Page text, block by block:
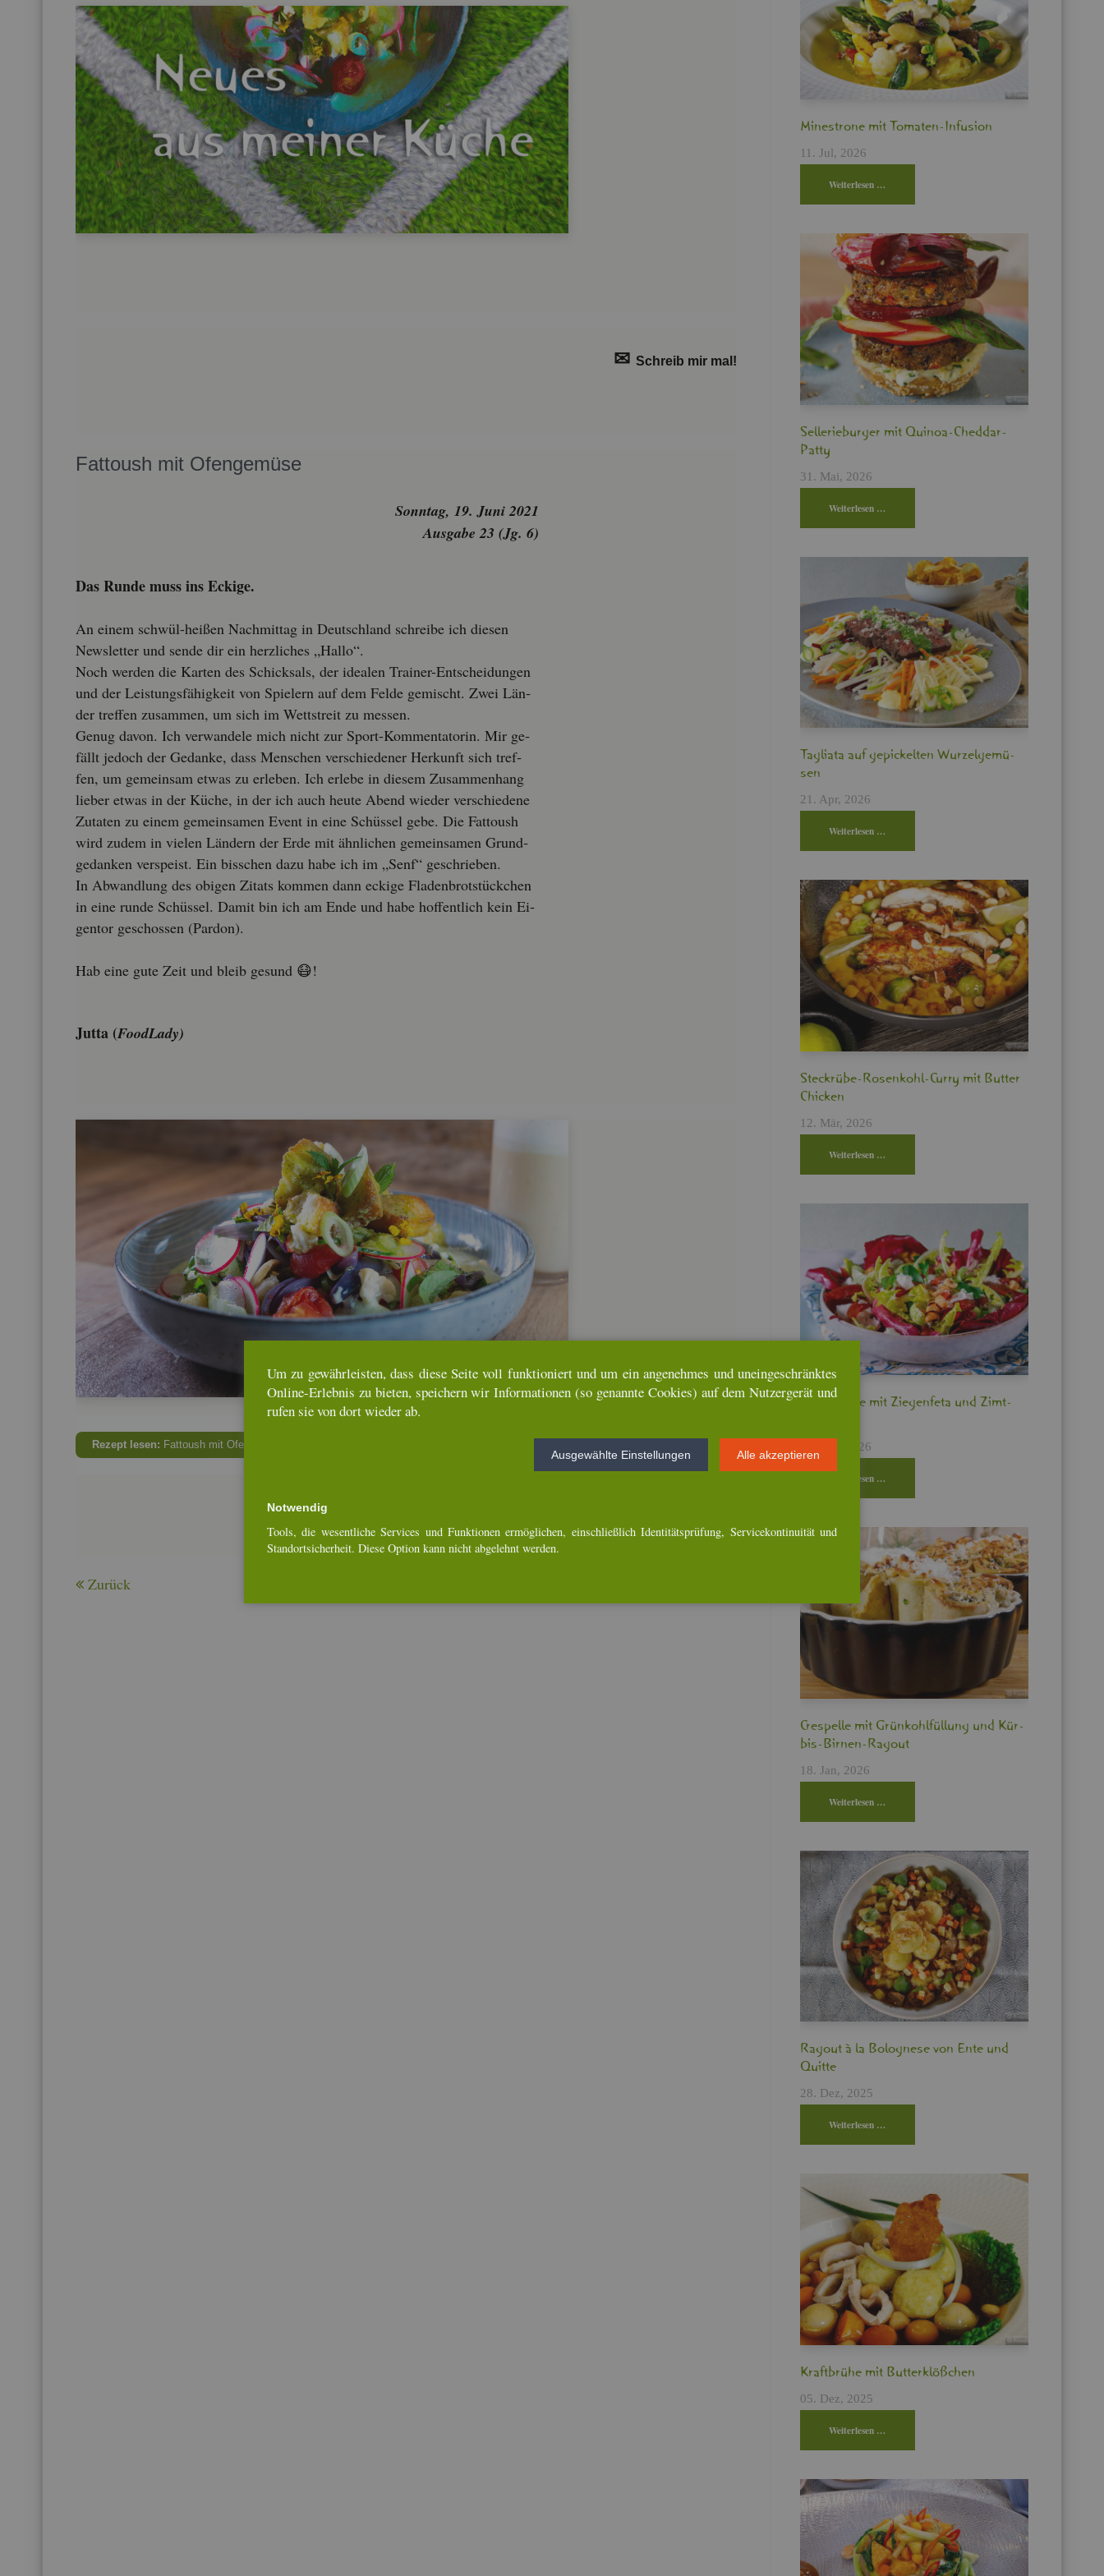
✉ Schreib mir mal!
Fat­toush mit Ofen­ge­mü­se
Sonn­tag, 19. Juni 2021
Aus­ga­be 23 (Jg. 6)
Das Runde muss ins Ecki­ge.
An einem schwül-hei­ßen Nach­mit­tag in Deutsch­land schrei­be ich die­sen
News­let­ter und sende dir ein herz­li­ches „Hallo“.
Noch wer­den die Kar­ten des Schick­sals, der idea­len Trai­ner-Ent­schei­dun­gen
und der Leis­tungs­fä­hig­keit von Spie­lern auf dem Felde ge­mischt. Zwei Län­
der tref­fen zu­sam­men, um sich im Wett­streit zu mes­sen.
Genug davon. Ich ver­wan­de­le mich nicht zur Sport-Kom­men­ta­to­rin. Mir ge­
fällt je­doch der Ge­dan­ke, dass Men­schen ver­schie­de­ner Her­kunft sich tref­
fen, um ge­mein­sam etwas zu er­le­ben. Ich er­le­be in die­sem Zu­sam­men­hang
lie­ber etwas in der Küche, in der ich auch heute Abend wie­der ver­schie­de­ne
Zu­ta­ten zu einem ge­mein­sa­men Event in eine Schüs­sel gebe. Die Fat­toush
wird zudem in vie­len Län­dern der Erde mit ähn­li­chen ge­mein­sa­men Grund­
ge­dan­ken ver­speist. Ein biss­chen dazu habe ich im „Senf“ ge­schrie­ben.
In Ab­wand­lung des obi­gen Zi­tats kom­men dann ecki­ge Fla­den­brot­stück­chen
in eine runde Schüs­sel. Damit bin ich am Ende und habe hof­fent­lich kein Ei­
gen­tor ge­schos­sen (Par­don).
Hab eine gute Zeit und bleib ge­sund 😷!
Jutta (Food­La­dy)
Re­zept lesen: Fat­toush mit Ofen­ge­mü­se
Zu­rück
Min­es­tro­ne mit To­ma­ten-In­fu­si­on
11. Jul, 2026
Wei­ter­le­sen …
Sel­le­rie­bur­ger mit Qui­noa-Ched­dar-
Patty
31. Mai, 2026
Wei­ter­le­sen …
Ta­glia­ta auf ge­pi­ckel­ten Wur­zel­ge­mü­
sen
21. Apr, 2026
Wei­ter­le­sen …
Steck­rü­be-Ro­sen­kohl-Curry mit But­ter
Chi­cken
12. Mär, 2026
Wei­ter­le­sen …
Bit­ter­sa­la­te mit Zie­gen­fe­ta und Zimt­
17. Feb, 2026
Wei­ter­le­sen …
Cres­pel­le mit Grün­kohl­fül­lung und Kür­
bis-Bir­nen-Ra­gout
18. Jan, 2026
Wei­ter­le­sen …
Ra­gout à la Bo­lo­gne­se von Ente und
Quit­te
28. Dez, 2025
Wei­ter­le­sen …
Kraft­brü­he mit But­ter­klö­ßchen
05. Dez, 2025
Wei­ter­le­sen …
Um zu ge­währ­leis­ten, dass diese Seite voll funk­tio­niert und um ein an­ge­neh­mes und un­ein­ge­schränk­tes
On­line-Er­leb­nis zu bie­ten, spei­chern wir In­for­ma­tio­nen (so ge­nann­te Coo­kies) auf dem Nut­zer­ge­rät und
rufen sie von dort wie­der ab.
Aus­ge­wähl­te Ein­stel­lun­gen Alle ak­zep­tie­ren
Not­wen­dig
Tools, die we­sent­li­che Ser­vices und Funk­tio­nen er­mög­li­chen, ein­schlie­ß­lich Iden­ti­täts­prü­fung, Ser­vice­kon­ti­nui­tät und
Stand­ort­si­cher­heit. Diese Op­ti­on kann nicht ab­ge­lehnt wer­den.